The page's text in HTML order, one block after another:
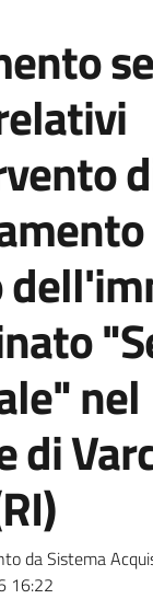
nel
di
da Sistema
16:22